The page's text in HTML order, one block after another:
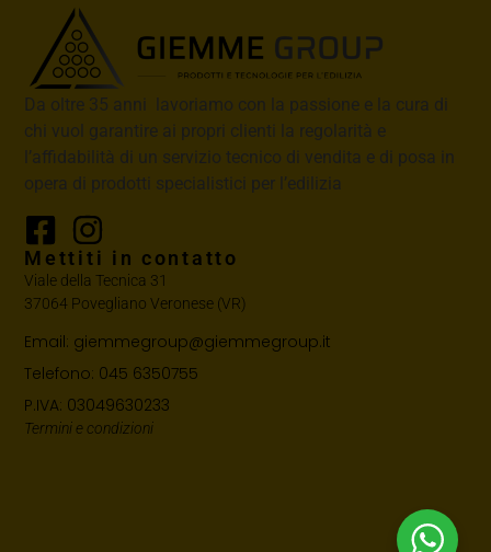
Da oltre 35 anni lavoriamo con la passione e la cura di
chi vuol garantire ai propri clienti la regolarità e
l’affidabilità di un servizio tecnico di vendita e di posa in
opera di prodotti specialistici per l’edilizia
Mettiti in contatto
Viale della Tecnica 31
37064 Povegliano Veronese (VR)
Email: giemmegroup@giemmegroup.it
Telefono: 045 6350755
P.IVA: 03049630233
Termini e condizioni